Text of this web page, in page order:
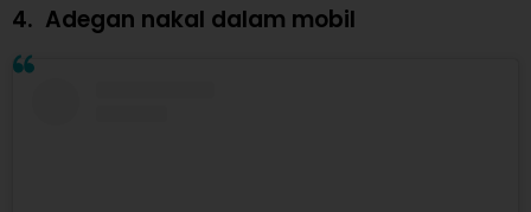
4. Adegan nakal dalam mobil